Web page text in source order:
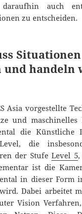
auch
zu entscheiden.
Situationen
und handeln
Asia vorgestellte
und maschinelles
die Künstliche
die
der StufeLevel 5,
ist die
in dieser Form
Dabei arbeitet
Vision